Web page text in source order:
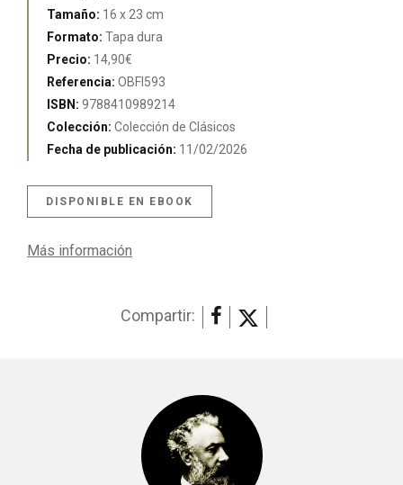
Tamaño: 16 x 23 cm
Formato: Tapa dura
Precio: 14,90€
Referencia: OBFI593
ISBN: 9788410989214
Colección: Colección de Clásicos
Fecha de publicación: 11/02/2026
DISPONIBLE EN EBOOK
Más información
Compartir: